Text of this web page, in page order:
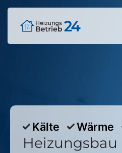
Kälte Wärme
Heizungsbau